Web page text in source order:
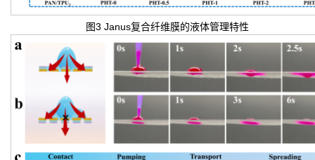
图3 Janus复合纤维膜的液体管理特性